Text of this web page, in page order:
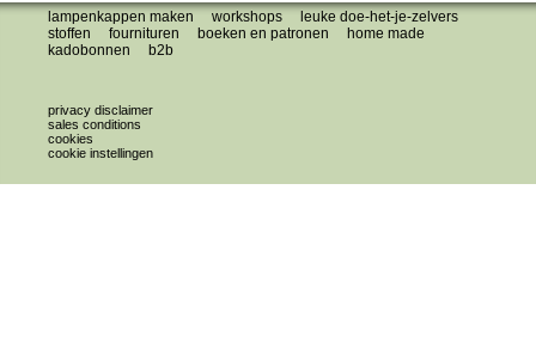
lampenkappen maken workshops
leuke doe-het-je-zelvers
stoffen
fournituren boeken en patronen
home made
kadobonnen
b2b
privacy disclaimer
sales conditions
cookies
cookie instellingen